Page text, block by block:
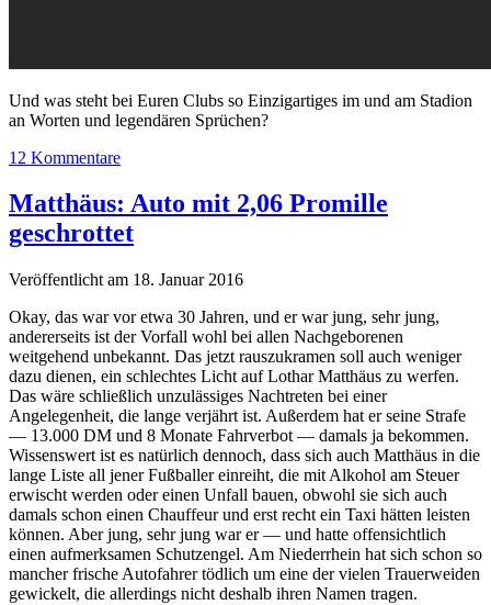
Und was steht bei Euren Clubs so Einzigartiges im und am Stadion
an Worten und legendären Sprüchen?
12 Kommentare
Matthäus: Auto mit 2,06 Promille
geschrottet
Veröffentlicht am 18. Januar 2016
Okay, das war vor etwa 30 Jahren, und er war jung, sehr jung,
andererseits ist der Vorfall wohl bei allen Nachgeborenen
weitgehend unbekannt. Das jetzt rauszukramen soll auch weniger
dazu dienen, ein schlechtes Licht auf Lothar Matthäus zu werfen.
Das wäre schließlich unzulässiges Nachtreten bei einer
Angelegenheit, die lange verjährt ist. Außerdem hat er seine Strafe
— 13.000 DM und 8 Monate Fahrverbot — damals ja bekommen.
Wissenswert ist es natürlich dennoch, dass sich auch Matthäus in die
lange Liste all jener Fußballer einreiht, die mit Alkohol am Steuer
erwischt werden oder einen Unfall bauen, obwohl sie sich auch
damals schon einen Chauffeur und erst recht ein Taxi hätten leisten
können. Aber jung, sehr jung war er — und hatte offensichtlich
einen aufmerksamen Schutzengel. Am Niederrhein hat sich schon so
mancher frische Autofahrer tödlich um eine der vielen Trauerweiden
gewickelt, die allerdings nicht deshalb ihren Namen tragen.